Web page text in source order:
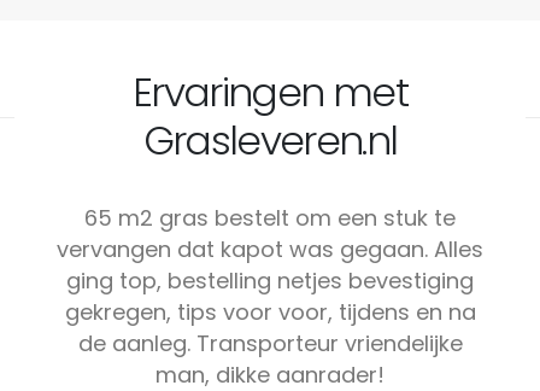
Ervaringen met
Grasleveren.nl
65 m2 gras bestelt om een stuk te
vervangen dat kapot was gegaan. Alles
ging top, bestelling netjes bevestiging
gekregen, tips voor voor, tijdens en na
de aanleg. Transporteur vriendelijke
man, dikke aanrader!